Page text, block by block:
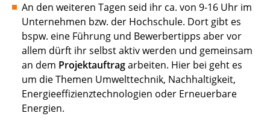
An den weiteren Tagen seid ihr ca. von 9-16 Uhr im
Unternehmen bzw. der Hochschule. Dort gibt es
bspw. eine Führung und Bewerbertipps aber vor
allem dürft ihr selbst aktiv werden und gemeinsam
an dem Projektauftragarbeiten. Hier bei geht es
um die Themen Umwelttechnik, Nachhaltigkeit,
Energieeffizienztechnologien oder Erneuerbare
Energien.